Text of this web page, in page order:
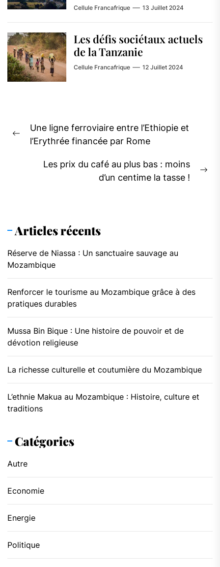
Cellule Francafrique 13 Juillet 2024
Les défis sociétaux actuels
de la Tanzanie
Cellule Francafrique 12 Juillet 2024
de
l’article
Previous
Une ligne ferroviaire entre l’Ethiopie et
l’Erythrée financée par Rome
Les prix du café au plus bas : moins
d’un centime la tasse !
Articles récents
Réserve de Niassa : Un sanctuaire sauvage au
Mozambique
Renforcer le tourisme au Mozambique grâce à des
pratiques durables
Mussa Bin Bique : Une histoire de pouvoir et de
dévotion religieuse
La richesse culturelle et coutumière du Mozambique
L’ethnie Makua au Mozambique : Histoire, culture et
traditions
Catégories
Autre
Economie
Energie
Politique